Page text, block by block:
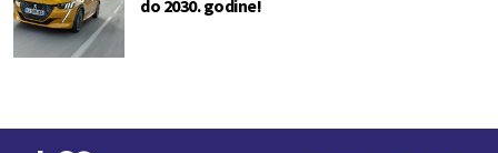
do 2030. godine!